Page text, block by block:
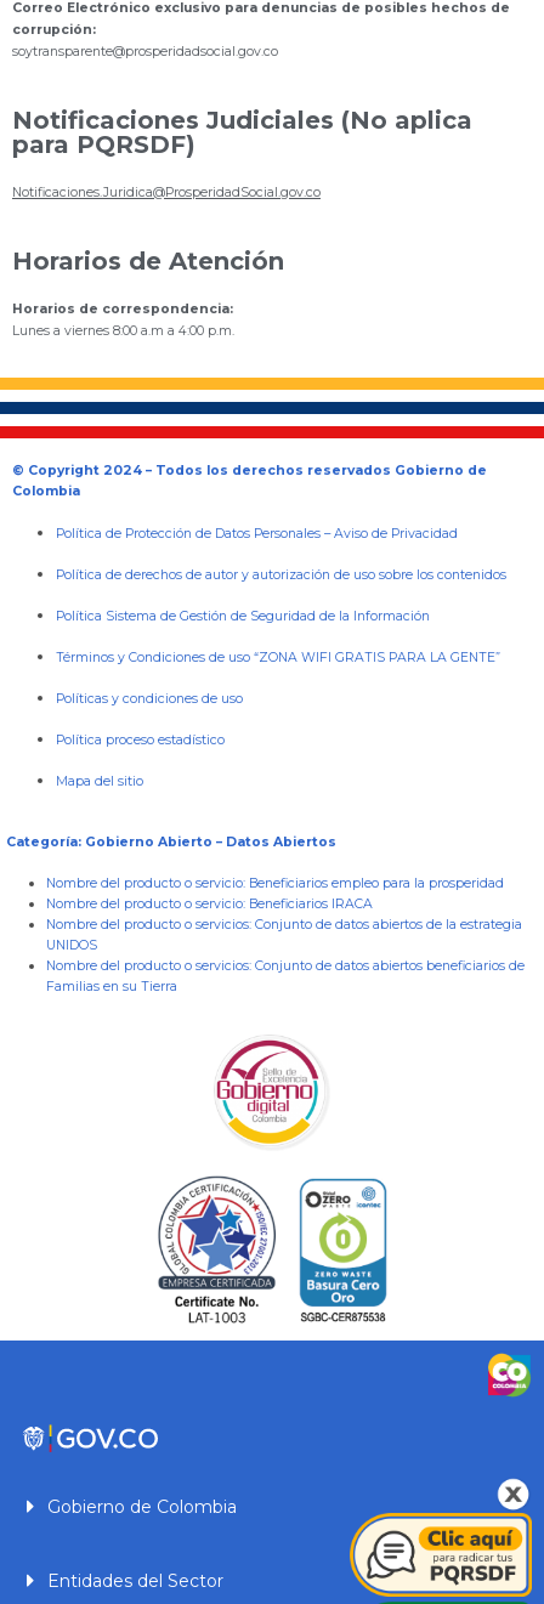
Correo Electrónico exclusivo para denuncias de posibles hechos de
corrupción:
soytransparente@prosperidadsocial.gov.co
Notificaciones Judiciales (No aplica
para PQRSDF)
Notificaciones.Juridica@ProsperidadSocial.gov.co
Horarios de Atención
Horarios de correspondencia:
Lunes a viernes 8:00 a.m a 4:00 p.m.
© Copyright 2024 – Todos los derechos reservados Gobierno de
Colombia
Política de Protección de Datos Personales –Aviso de Privacidad
Política de derechos de autor y autorización de uso sobre los contenidos
Política Sistema de Gestión de Seguridad de la Información
Términos y Condiciones de uso “ZONA WIFI GRATIS PARA LA GENTE”
Políticas y condiciones de uso
Política proceso estadístico
Mapa del sitio
Categoría: Gobierno Abierto – Datos Abiertos
Nombre del producto o servicio: Beneficiarios empleo para la prosperidad
Nombre del producto o servicio: Beneficiarios IRACA
Nombre del producto o servicios: Conjunto de datos abiertos de la estrategia
UNIDOS
Nombre del producto o servicios: Conjunto de datos abiertos beneficiarios de
Familias en su Tierra
Gobierno de Colombia
Entidades del Sector